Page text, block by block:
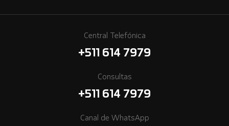
Central Telefónica
+511 614 7979
Consultas
+511 614 7979
Canal de WhatsApp